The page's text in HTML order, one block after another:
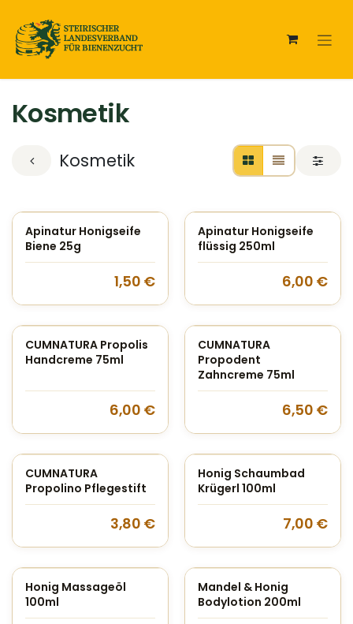
Kosmetik
Kosmetik
Apinatur Honigseife
Biene 25g
1,50 €
Apinatur Honigseife
flüssig 250ml
6,00 €
CUMNATURA Propolis
Handcreme 75ml
6,00 €
CUMNATURA
Propodent
Zahncreme 75ml
6,50 €
CUMNATURA
Propolino Pflegestift
3,80 €
Honig Schaumbad
Krügerl 100ml
7,00 €
Honig Massageöl
100ml
Mandel & Honig
Bodylotion 200ml